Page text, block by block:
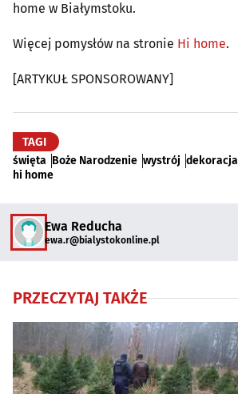
home w Białymstoku.
Więcej pomysłów na stronie Hi home.
[ARTYKUŁ SPONSOROWANY]
TAGI
święta Boże Narodzenie wystrój dekoracja
hi home
Ewa Reducha
ewa.r@bialystokonline.pl
PRZECZYTAJ TAKŻE